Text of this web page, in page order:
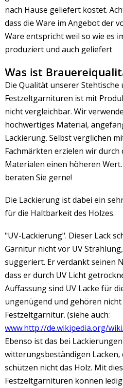
nach Hause geliefert kostet.
dass die Ware im Angebot der
Ware entspricht weil so wie es
produziert und auch geliefert
Was ist
Die Qualität unserer Stehtische
Festzeltgarnituren ist mit
nicht vergleichbar. Wir
hochwertiges Material,
Lackierung. Selbst verglichen
Fachmärkten erzielen wir durch
Materialen einen höheren
beraten Sie gerne!
Die Lackierung ist dabei ein
für die Haltbarkeit des Holzes.
"UV-Lackierung". Dieser Lack
Garnitur nicht vor UV
suggeriert. Er verdankt seinen
dass er durch UV Licht
Auffassung sind UV Lacke für
ungenügend und gehören
Festzeltgarnitur. (siehe auch:
www.http://de.wikipedia.org/
Ebenso ist das bei
witterungsbeständigen Lacken,
schützen nicht das Holz. Mit
Festzeltgarnituren können